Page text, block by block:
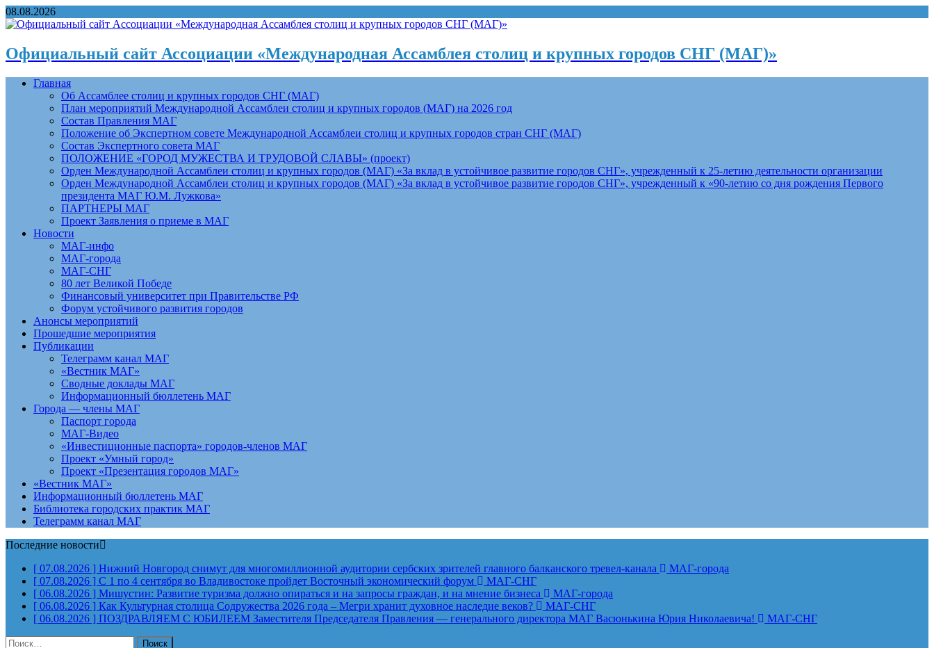
08.08.2026
Официальный сайт Ассоциации «Международная Ассамблея столиц и крупных городов СНГ (МАГ)»
Главная
Об Ассамблее столиц и крупных городов СНГ (МАГ)
План мероприятий Международной Ассамблеи столиц и крупных городов (МАГ) на 2026 год
Состав Правления МАГ
Положение об Экспертном совете Международной Ассамблеи столиц и крупных городов стран СНГ (МАГ)
Состав Экспертного совета МАГ
ПОЛОЖЕНИЕ «ГОРОД МУЖЕСТВА И ТРУДОВОЙ СЛАВЫ» (проект)
Орден Международной Ассамблеи столиц и крупных городов (МАГ) «За вклад в устойчивое развитие городов СНГ», учрежденный к 25-летию деятельности организации
Орден Международной Ассамблеи столиц и крупных городов (МАГ) «За вклад в устойчивое развитие городов СНГ», учрежденный к «90-летию со дня рождения Первого
президента МАГ Ю.М. Лужкова»
ПАРТНЕРЫ МАГ
Проект Заявления о приеме в МАГ
Новости
МАГ-инфо
МАГ-города
МАГ-СНГ
80 лет Великой Победе
Финансовый университет при Правительстве РФ
Форум устойчивого развития городов
Анонсы мероприятий
Прошедшие мероприятия
Публикации
Телеграмм канал МАГ
«Вестник МАГ»
Сводные доклады МАГ
Информационный бюллетень МАГ
Города — члены МАГ
Паспорт города
МАГ-Видео
«Инвестиционные паспорта» городов-членов МАГ
Проект «Умный город»
Проект «Презентация городов МАГ»
«Вестник МАГ»
Информационный бюллетень МАГ
Библиотека городских практик МАГ
Телеграмм канал МАГ
Последние новости
[ 07.08.2026 ] Нижний Новгород снимут для многомиллионной аудитории сербских зрителей главного балканского тревел-канала
МАГ-города
[ 07.08.2026 ] С 1 по 4 сентября во Владивостоке пройдет Восточный экономический форум
МАГ-СНГ
[ 06.08.2026 ] Мишустин: Развитие туризма должно опираться и на запросы граждан, и на мнение бизнеса
МАГ-города
[ 06.08.2026 ] Как Культурная столица Содружества 2026 года – Мегри хранит духовное наследие веков?
МАГ-СНГ
[ 06.08.2026 ] ПОЗДРАВЛЯЕМ С ЮБИЛЕЕМ Заместителя Председателя Правления — генерального директора МАГ Васюнькина Юрия Николаевича!
МАГ-СНГ
Найти: